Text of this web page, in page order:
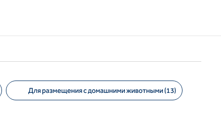
Для размещения с домашними животными (13)